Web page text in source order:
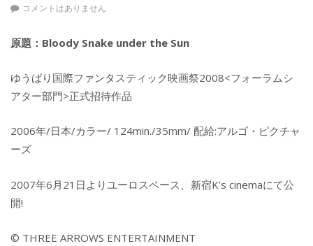
コメントはありません
原題：Bloody Snake under the Sun
ゆうばり国際ファンタスティック映画祭2008<フォーラムシ
アター部門>正式招待作品
2006年/日本/カラー/ 124min./35mm/ 配給:アルゴ・ピクチャ
ーズ
2007年6月21日よりユーロスペース、新宿K’s cinemaにて公
開!
© THREE ARROWS ENTERTAINMENT